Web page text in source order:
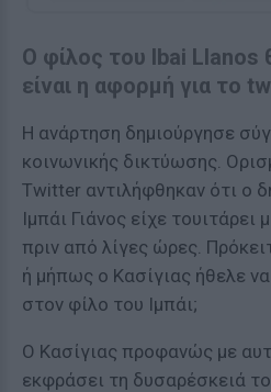
Ο φίλος του Ibai Llanos
είναι η αφορμή για το
Η ανάρτηση δημιούργησε
κοινωνικής δικτύωσης.
Twitter αντιλήφθηκαν ότι ο
Ιμπάι Γιάνος είχε
πριν από λίγες ώρες.
ή μήπως ο Κασίγιας ήθελε
στον φίλο του Ιμπάι;
O Κασίγιας προφανώς με
εκφράσει τη δυσαρέσκειά